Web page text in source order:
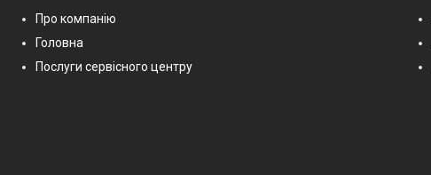
Про компанію
Головна
Послуги сервісного центру